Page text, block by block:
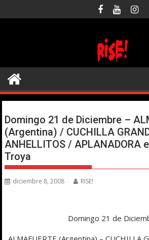
al
Domingo 21 de Diciembre –
(Argentina) / CUCHILLA
ANHELLITOS / APLANADORA
Troya
diciembre 8, 2008 RISE!
Domingo 21 de